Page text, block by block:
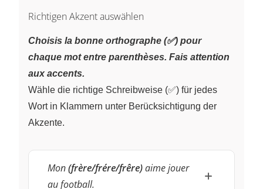
Richtigen Akzent auswählen
Choisis la bonne orthographe (✅) pour
chaque mot entre parenthèses. Fais attention
aux accents.
Wähle die richtige Schreibweise (✅) für jedes
Wort in Klammern unter Berücksichtigung der
Akzente.
Mon(frère/frére/frêre)aime jouer
au football.